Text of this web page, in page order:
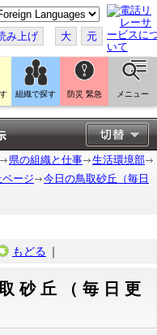
み上げ 大 元
組織で探す 防災 緊急 メニュー
県の組織と仕事
生活環境部
ージ
今日の鳥取砂丘（毎日
もどる ｜
砂丘（毎日更